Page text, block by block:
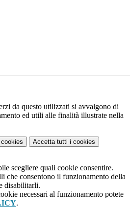
da questo utilizzati si avvalgono di
ed utili alle finalità illustrate nella
Accetta tutti i cookies
scegliere quali cookie consentire.
che consentono il funzionamento della
disabilitarli.
necessari al funzionamento potete
.